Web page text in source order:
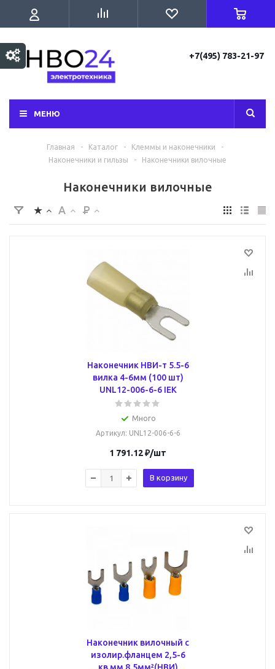
+7(495) 783-21-97
МЕНЮ
Главная - Каталог - Клеммы и наконечники
-
Наконечники и гильзы
- Наконечники вилочные
Наконечники вилочные
Наконечник НВИ-т 5.5-6
вилка 4-6мм (100 шт)
UNL12-006-6-6 IEK
Много
Артикул: UNL12-006-6-6
1 791.12₽/шт
В корзину
Наконечник вилочный с
изолир.фланцем 2,5-6